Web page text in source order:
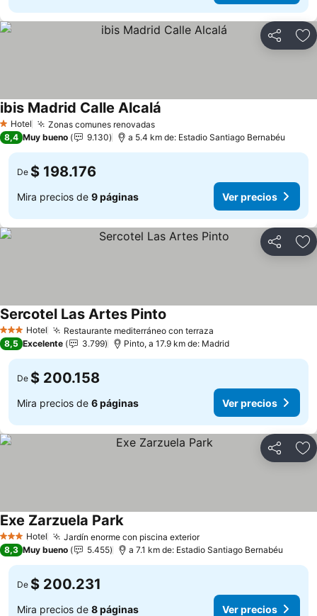
Compartir
1 Estrellas
Hotel Zonas comunes renovadasVer precios
ibis Madrid Calle Alcalá
8,4 Muy bueno 9.130 a 5.4 km de: Estadio Santiago Bernabéu
De $ 198.176
Mira precios de 9 páginas Ver precios
Compartir
3 Estrellas
Hotel Restaurante mediterráneo con terraza
Sercotel Las Artes Pinto
8,5 Excelente 3.799 Pinto, a 17.9 km de: Madrid
De $ 200.158
Mira precios de 6 páginas Ver precios
Compartir
3 Estrellas
Hotel Jardín enorme con piscina exteriorVer precios
Exe Zarzuela ParkVer precios
8,3 Muy bueno 5.455 a 7.1 km de: Estadio Santiago Bernabéu
De $ 200.231
Mira precios de 8 páginas Ver precios